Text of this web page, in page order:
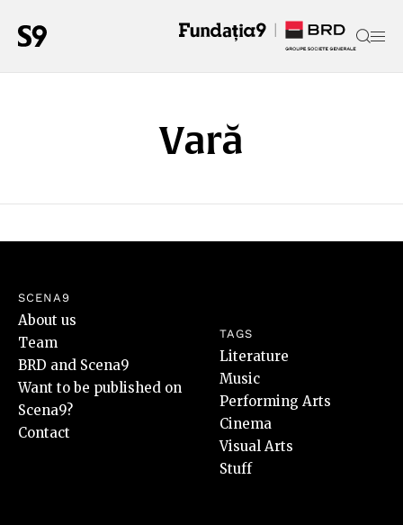
Vară
SCENA9
About us
Team
BRD and Scena9
Want to be published on
Scena9?
Contact
TAGS
Literature
Music
Performing Arts
Cinema
Visual Arts
Stuff